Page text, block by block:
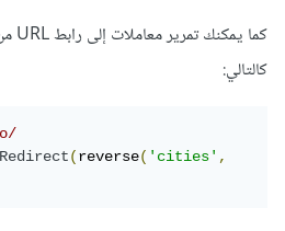
كالتالي:
(reverse('cities',